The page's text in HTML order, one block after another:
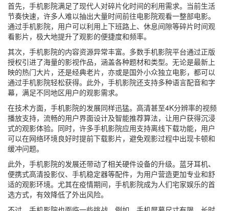
首先，手机影院满足了现代人对碎片化时间的利用需求。当前生活
节奏快速，许多人难以抽出大量时间前往电影院观看一整部电影。
通过手机影院，用户可以利用上下班路上、休息间隙等碎片时间观
看影片，极大地提升了观影的便捷度和频率。
其次，手机影院的内容资源异常丰富。多数手机影院平台通过正版
授权引进了海量的影视作品，涵盖各种题材和类型。无论是最新上
映的热门大片，还是经典老片，亦或是国外小众独立电影，都可以
通过手机影院轻松获得。此外，手机影院还支持多种语言配音和字
幕，满足不同地区用户的观影需求。
在技术方面，手机影院的发展同样迅猛。高清甚至4K分辨率的视频
播放支持，流畅的用户界面设计及智能推荐算法，让用户获得沉浸
式的观影体验。同时，许多手机影院应用支持离线下载功能，用户
可以在网络环境良好时提前下载影片，避免观影过程中出现卡顿和
缓冲问题。
此外，手机影院的发展还带动了相关硬件设备的升级。蓝牙耳机、
便携式高清投影仪、手机稳定器等配件，为用户营造更加专业和舒
适的观影环境。尤其在疫情期间，手机影院成为人们宅家娱乐的首
选方式，有效降低了外出风险。